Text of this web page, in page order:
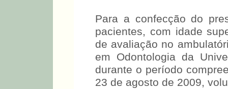
Para a confecção do
pacientes, com idade
de avaliação no
em Odontologia da
durante o período
23 de agosto de 2009,